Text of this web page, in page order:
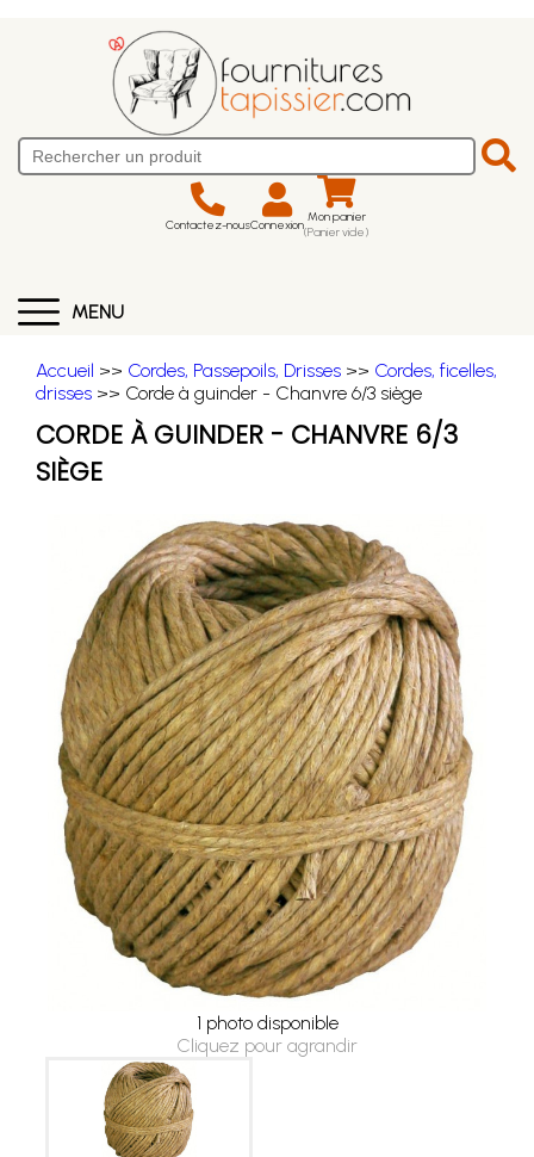
Contactez-nousConnexion Mon panier
(Panier vide)
MENU
Accueil >> Cordes, Passepoils, Drisses >> Cordes, ficelles,
drisses >> Corde à guinder - Chanvre 6/3 siège
CORDE À GUINDER - CHANVRE 6/3
SIÈGE
1 photo disponible
Cliquez pour agrandir